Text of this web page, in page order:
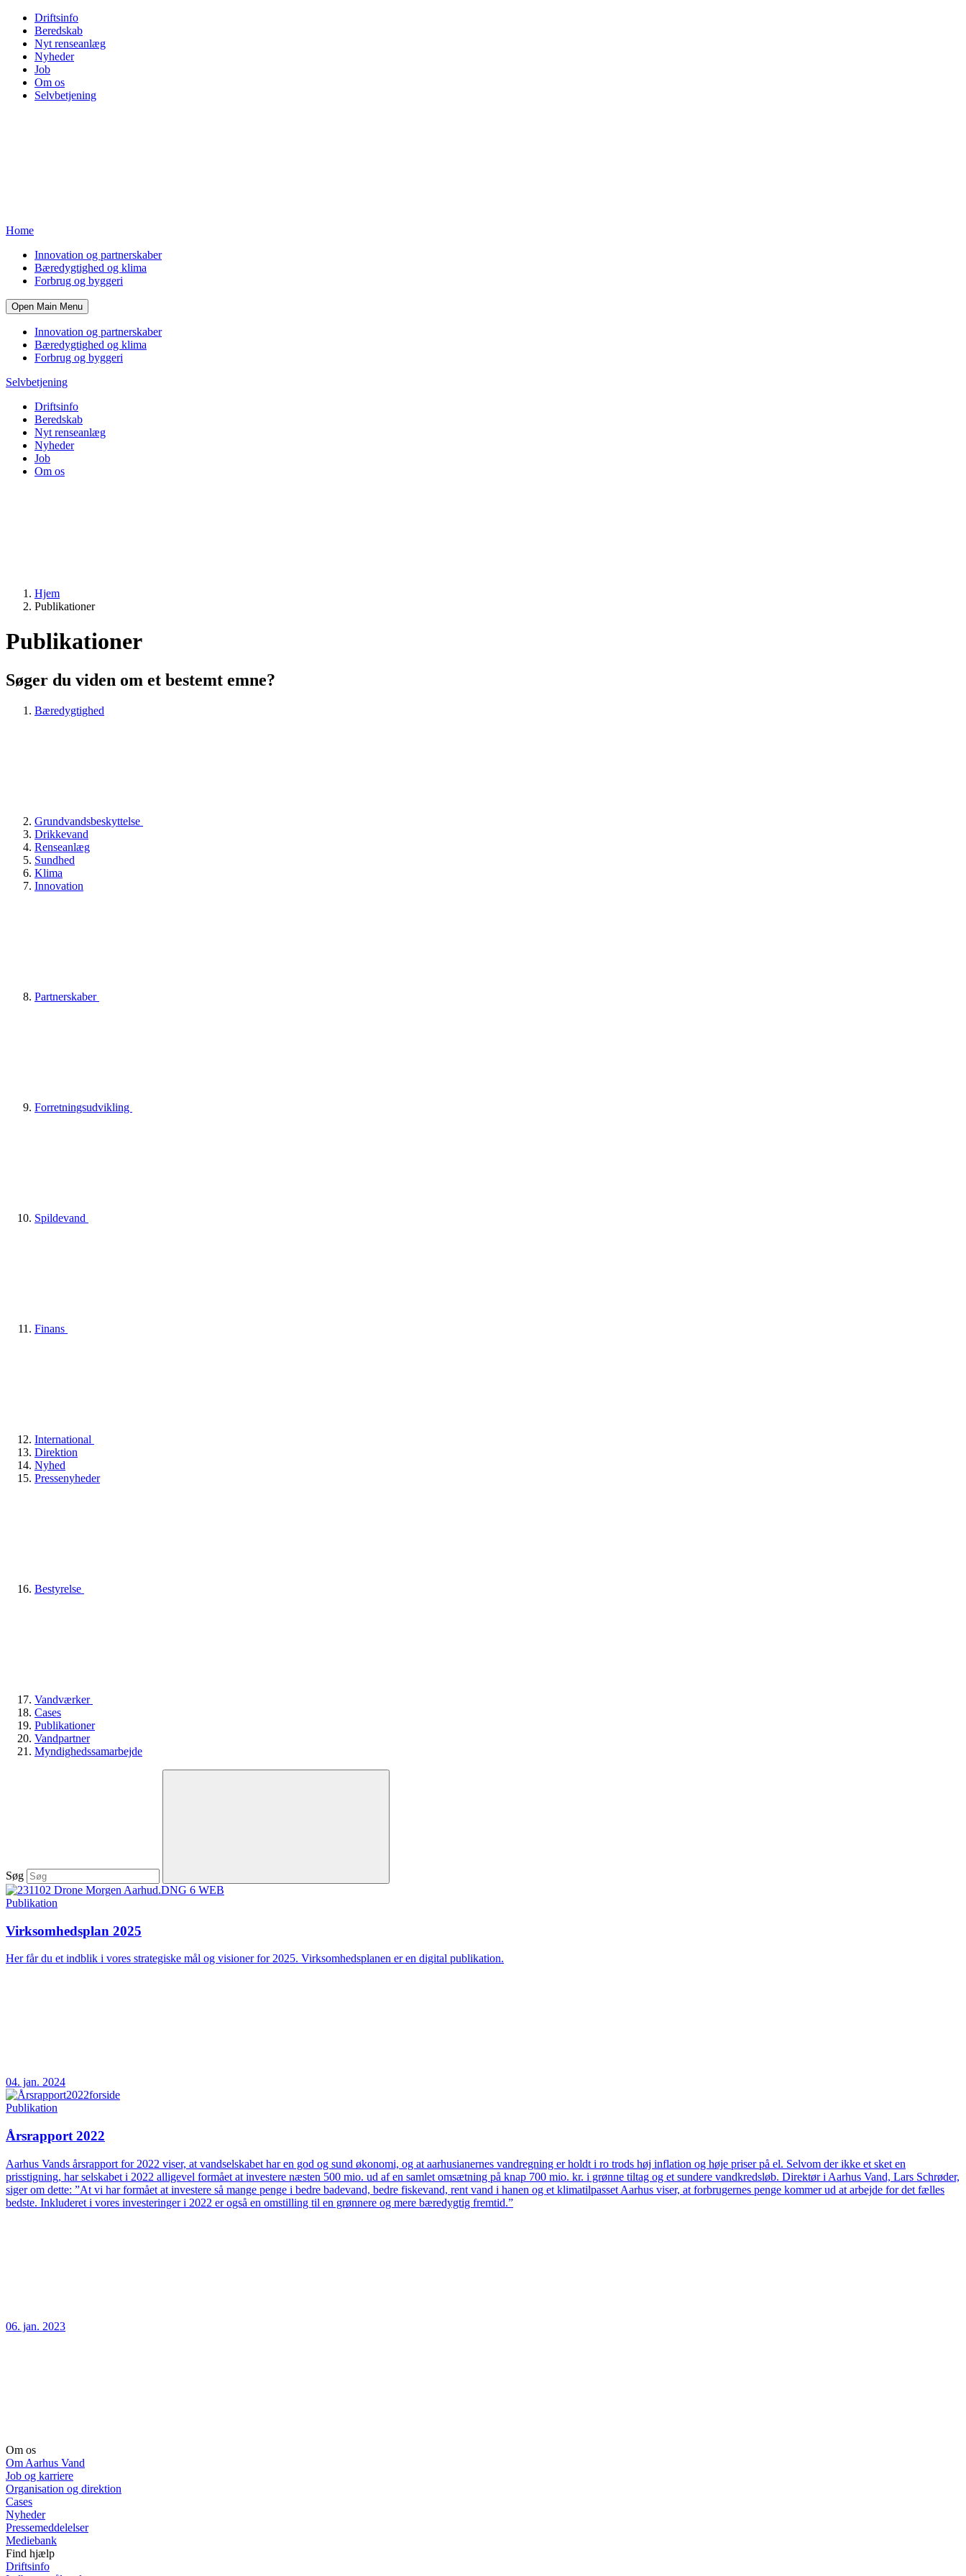
Driftsinfo
Beredskab
Nyt renseanlæg
Nyheder
Job
Om os
Selvbetjening
Home
Innovation og partnerskaber
Bæredygtighed og klima
Forbrug og byggeri
Open Main Menu
Innovation og partnerskaber
Bæredygtighed og klima
Forbrug og byggeri
Selvbetjening
Driftsinfo
Beredskab
Nyt renseanlæg
Nyheder
Job
Om os
Hjem
Publikationer
Publikationer
Søger du viden om et bestemt emne?
Bæredygtighed
Grundvandsbeskyttelse
Drikkevand
Renseanlæg
Sundhed
Klima
Innovation
Partnerskaber
Forretningsudvikling
Spildevand
Finans
International
Direktion
Nyhed
Pressenyheder
Bestyrelse
Vandværker
Cases
Publikationer
Vandpartner
Myndighedssamarbejde
Søg
Publikation
Virksomhedsplan 2025
Her får du et indblik i vores strategiske mål og visioner for 2025. Virksomhedsplanen er en digital publikation.
04. jan. 2024
Publikation
Årsrapport 2022
Aarhus Vands årsrapport for 2022 viser, at vandselskabet har en god og sund økonomi, og at aarhusianernes vandregning er holdt i ro trods høj inflation og høje priser på el. Selvom der ikke et sket en
prisstigning, har selskabet i 2022 alligevel formået at investere næsten 500 mio. ud af en samlet omsætning på knap 700 mio. kr. i grønne tiltag og et sundere vandkredsløb. Direktør i Aarhus Vand, Lars Schrøder,
siger om dette: ”At vi har formået at investere så mange penge i bedre badevand, bedre fiskevand, rent vand i hanen og et klimatilpasset Aarhus viser, at forbrugernes penge kommer ud at arbejde for det fælles
bedste. Inkluderet i vores investeringer i 2022 er også en omstilling til en grønnere og mere bæredygtig fremtid.”
06. jan. 2023
Om os
Om Aarhus Vand
Job og karriere
Organisation og direktion
Cases
Nyheder
Pressemeddelelser
Mediebank
Find hjælp
Driftsinfo